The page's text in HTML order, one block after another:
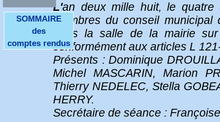
SOMMAIRE
des
comptes rendus
L'an deux mille huit, le
membres du conseil
dans la salle de la mairie
conformément aux articles L
Présents : Dominique
Michel MASCARIN, Marion
Thierry NEDELEC, Stella
HERRY.
Secrétaire de séance :